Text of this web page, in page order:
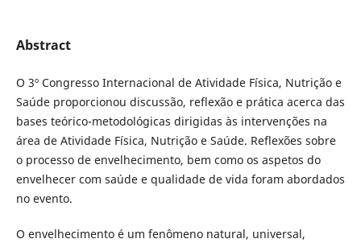
Abstract
O 3º Congresso Internacional de Atividade Física, Nutrição e
Saúde proporcionou discussão, reflexão e prática acerca das
bases teórico-metodológicas dirigidas às intervenções na
área de Atividade Física, Nutrição e Saúde. Reflexões sobre
o processo de envelhecimento, bem como os aspetos do
envelhecer com saúde e qualidade de vida foram abordados
no evento.
O envelhecimento é um fenômeno natural, universal,